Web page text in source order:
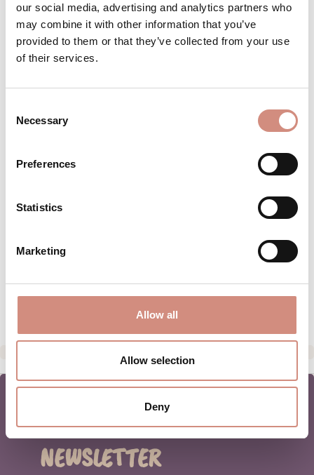
our social media, advertising and analytics partners who
may combine it with other information that you’ve
provided to them or that they’ve collected from your use
of their services.
Selection
Necessary
Preferences
Statistics
Marketing
Allow all
Allow selection
Deny
Produktnummer:MJsoft-ci-s-ol
Endlich haben auch Papas ihre eigene
MATERIAL
HERSTELLERANGABEN
NEWSLETTER